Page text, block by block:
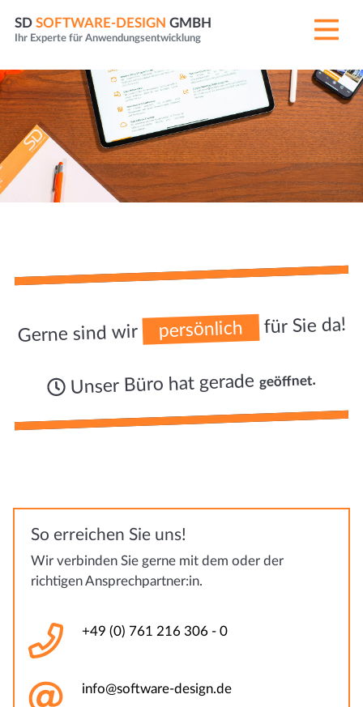
SD SOFTWARE-DESIGN GMBH
Ihr Experte für Anwendungsentwicklung
Gerne sind wir persönlich für Sie da!
Unser Büro hat geradegeöffnet.
So erreichen Sie uns!
Wir verbinden Sie gerne mit dem oder der
richtigen Ansprechpartner:in.
+49 (0) 761 216 306 - 0
info@software-design.de